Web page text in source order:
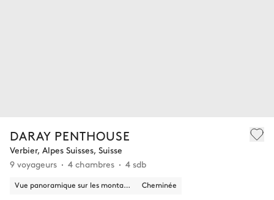
DARAY PENTHOUSE
Verbier, Alpes Suisses, Suisse
9 voyageurs
4 chambres 4 sdb
Vue panoramique sur les montagnes Cheminée